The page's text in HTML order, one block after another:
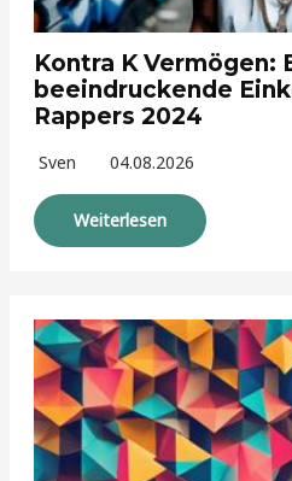
Kontra K Vermögen:
beeindruckende
Rappers 2024
Sven 04.08.2026
Weiterlesen